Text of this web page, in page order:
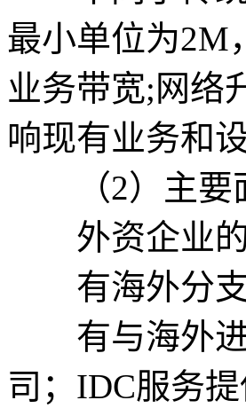
最小单位为2M
业务带宽;网络
响现有业务和
（2）主要
外资企业的
有海外分支
有与海外进
司；IDC服务